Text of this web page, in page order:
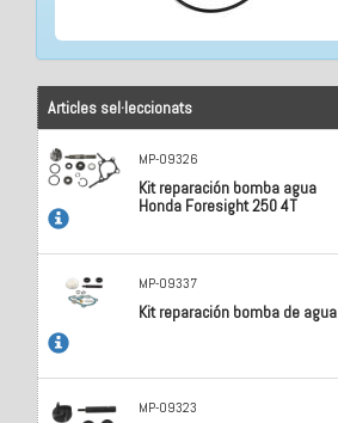
Articles sel·leccionats
MP-09326
Kit reparación bomba agua
Honda Foresight 250 4T
MP-09337
Kit reparación bomba de agua
MP-09323